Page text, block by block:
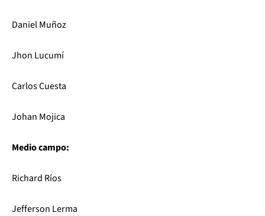
Daniel Muñoz
Jhon Lucumí
Carlos Cuesta
Johan Mojica
Medio campo:
Richard Ríos
Jefferson Lerma